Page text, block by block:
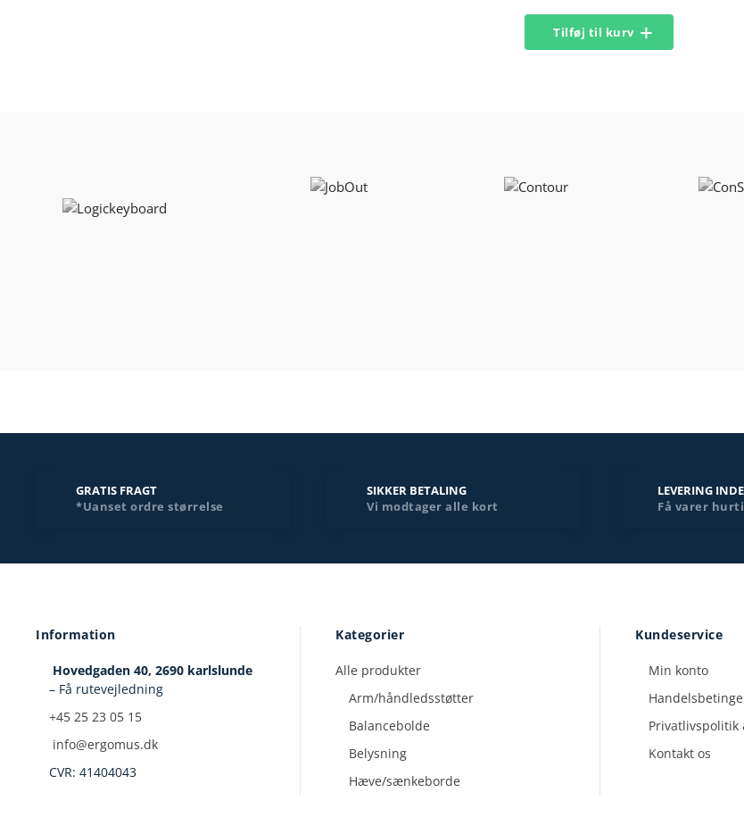
Tilføj til kurv
GRATIS FRAGT
*Uanset ordre størrelse
SIKKER BETALING
Vi modtager alle kort
LEVERING
Få varer
Information
Hovedgaden 40, 2690 karlslunde
– Få rutevejledning
+45 25 23 05 15
info@ergomus.dk
CVR: 41404043
Kategorier
Alle produkter
Arm/håndledsstøtter
Balancebolde
Belysning
Hæve/sænkeborde
Kundeservice
Min konto
Privatlivspolitik
Kontakt os